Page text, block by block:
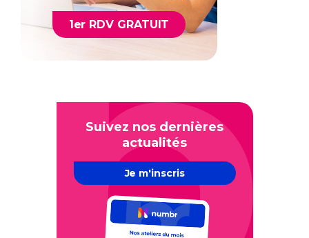
1er RDV GRATUIT
Suivez nos dernières
actualités
Je m'inscris